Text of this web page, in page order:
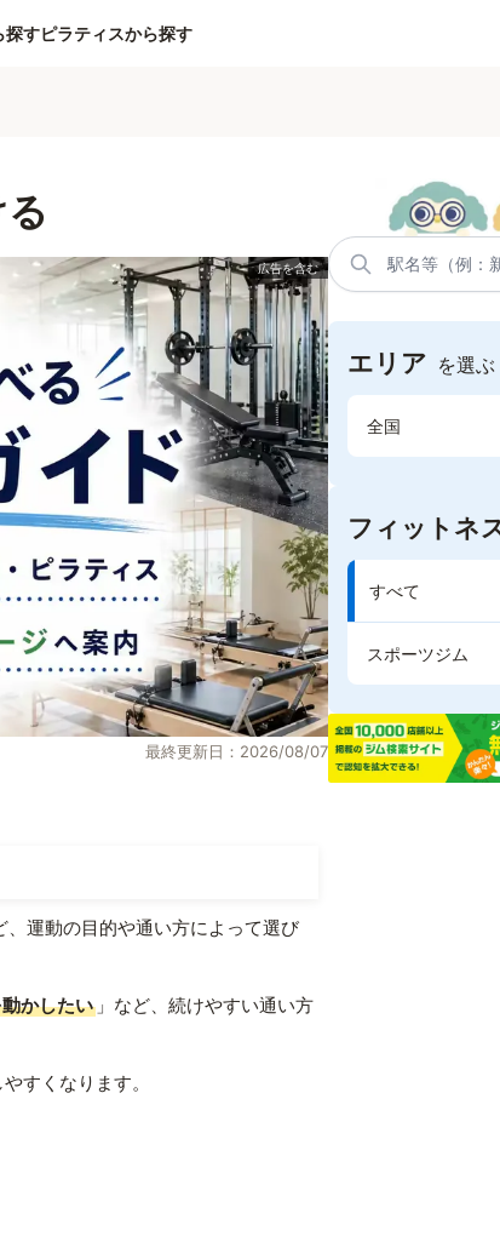
探すピラティスから探す
最終更新日：2026/08/07
運動の目的や通い方によって選び
かしたい 」など、続けやすい通い方
すくなります。
エリア を選ぶ
全国
フィットネ
すべて
スポーツジム